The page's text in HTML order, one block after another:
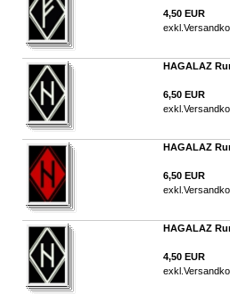
4,50 EUR
exkl.
HAGALAZ
6,50 EUR
exkl.
HAGALAZ
6,50 EUR
exkl.
HAGALAZ
4,50 EUR
exkl.